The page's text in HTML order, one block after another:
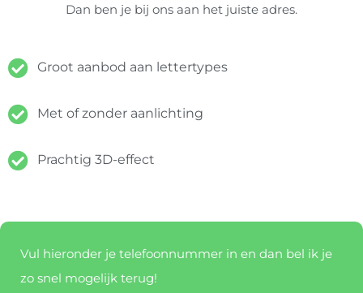
Dan ben je bij ons aan het juiste adres.
Groot aanbod aan lettertypes
Met of zonder aanlichting
Prachtig 3D-effect
Vul hieronder je telefoonnummer in en dan bel ik je
zo snel mogelijk terug!